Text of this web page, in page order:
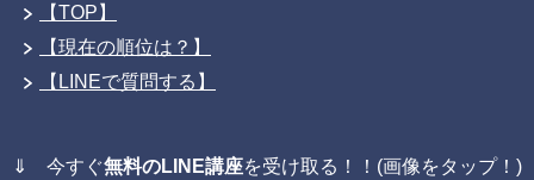
【TOP】
【現在の順位は？】
【LINEで質問する】
⇓ 今すぐ無料のLINE講座を受け取る！！(画像をタップ！)